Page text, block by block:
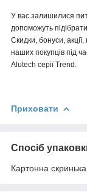
У вас залишилися
допоможуть
Скидки, бонуси, акції,
наших покупців під
Alutech серії Trend.
Приховати
Спосіб
Картонна